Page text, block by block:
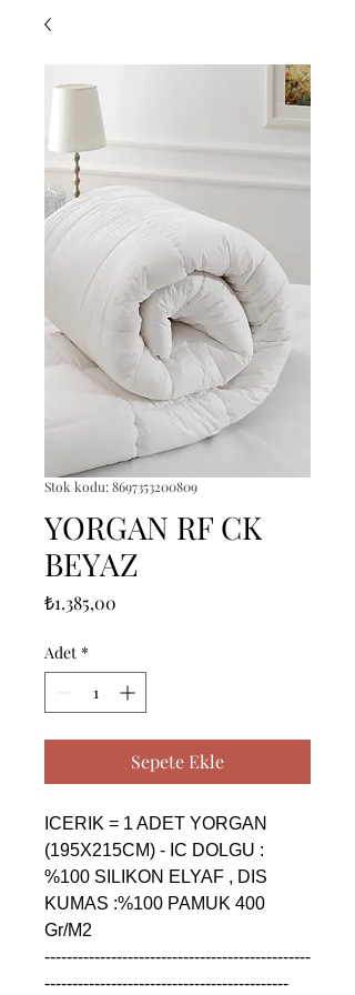
Stok kodu: 8697353200809
YORGAN RF CK
BEYAZ
₺1.385,00
Adet *
Sepete Ekle
ICERIK = 1 ADET YORGAN
(195X215CM) - IC DOLGU :
%100 SILIKON ELYAF , DIS
KUMAS :%100 PAMUK 400
Gr/M2
------------------------------------------------
--------------------------------------------